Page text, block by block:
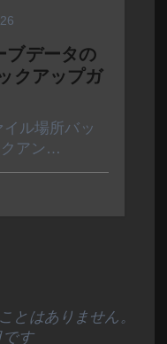
ブデータの
クアップガ
ル場所バッ
クアン…
とはありません。
です